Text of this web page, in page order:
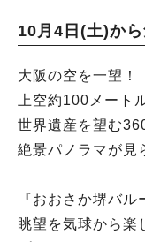
10月4日(土)か
大阪の空を一望！
上空約100メート
世界遺産を望む
絶景パノラマが見
『おおさか堺バ
眺望を気球から楽